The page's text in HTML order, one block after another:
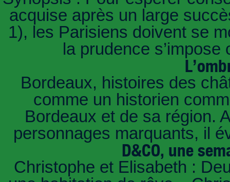
acquise après un large
1), les Parisiens doivent se
la prudence
Bordeaux, histoires des
comme un historien
Bordeaux et de sa région.
personnages marquants, il
D&CO, une
Christophe et Elisabeth :